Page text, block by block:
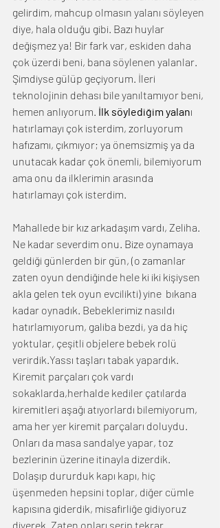
gelirdim, mahcup olmasın yalanı söyleyen
diye, hala olduğu gibi. Bazı huylar
değişmez ya! Bir fark var, eskiden daha
çok üzerdi beni, bana söylenen yalanlar.
Şimdiyse gülüp geçiyorum. İleri
teknolojinin dehası bile yanıltamıyor beni,
hemen anlıyorum. İlk söylediğim yalanı
hatırlamayı çok isterdim, zorluyorum
hafızamı, çıkmıyor; ya önemsizmiş ya da
unutacak kadar çok önemli, bilemiyorum
ama onu da ilklerimin arasında
hatırlamayı çok isterdim.
Mahallede bir kız arkadaşım vardı, Zeliha.
Ne kadar severdim onu. Bize oynamaya
geldiği günlerden bir gün, (o zamanlar
zaten oyun dendiğinde hele ki iki kişiysen
akla gelen tek oyun evcilikti) yine  bıkana
kadar oynadık. Bebeklerimiz nasıldı
hatırlamıyorum, galiba bezdi, ya da hiç
yoktular, çeşitli objelere bebek rolü
verirdik.Yassı taşları tabak yapardık.
Kiremit parçaları çok vardı
sokaklarda,herhalde kediler çatılarda
kiremitleri aşağı atıyorlardı bilemiyorum,
ama her yer kiremit parçaları doluydu.
Onları da masa sandalye yapar, toz
bezlerinin üzerine itinayla dizerdik.
Dolaşıp dururduk kapı kapı, hiç
üşenmeden hepsini toplar, diğer cümle
kapısına giderdik, misafirliğe gidiyoruz
diyerek. Zaten onları serip tekrar